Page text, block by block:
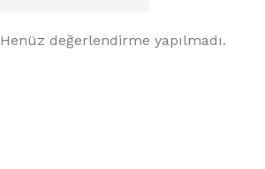
Henüz değerlendirme yapılmadı.